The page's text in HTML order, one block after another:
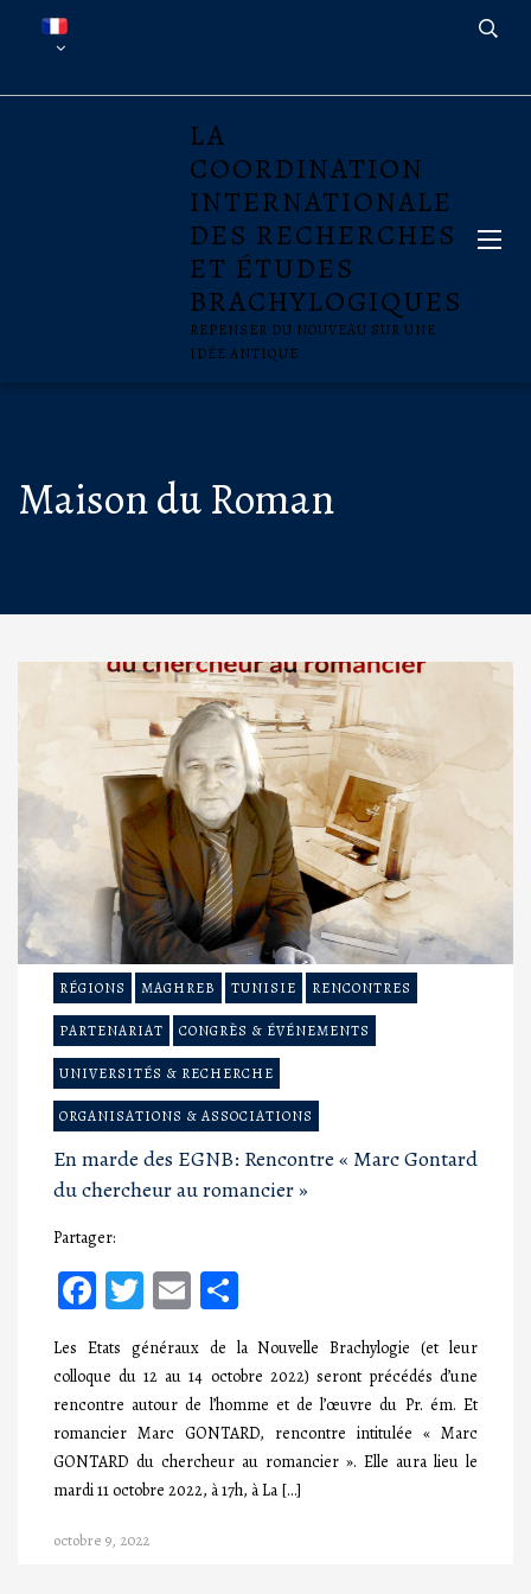
LA
COORDINATION
INTERNATIONALE
DES RECHERCHES
ET ÉTUDES
BRACHYLOGIQUES
REPENSER DU NOUVEAU SUR UNE
IDÉE ANTIQUE
Maison du Roman
RÉGIONS MAGHREB TUNISIE RENCONTRES
PARTENARIAT CONGRÈS & ÉVÉNEMENTS
UNIVERSITÉS & RECHERCHE
ORGANISATIONS & ASSOCIATIONS
En marde des EGNB: Rencontre « Marc Gontard
du chercheur au romancier »
Partager:
Facebook
Twitter
Email
Les Etats généraux de la Nouvelle Brachylogie (et leur
colloque du 12 au 14 octobre 2022) seront précédés d’une
rencontre autour de l’homme et de l’œuvre du Pr. ém. Et
romancier Marc GONTARD, rencontre intitulée « Marc
GONTARD du chercheur au romancier ». Elle aura lieu le
mardi 11 octobre 2022, à 17h, à La […]
octobre 9, 2022